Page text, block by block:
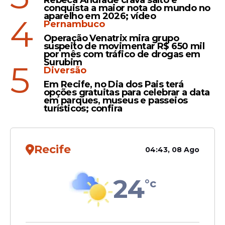
ciclo na MPB e diz que vai
se dedicar a "cantar para
Jesus Cristo"
Testemunho
Luiza Possi revela encontro
com Jesus e como fé
transformou sua vida
Veja Também
conquista a maior nota do mundo no
aparelho em 2026; vídeo
4
Pernambuco
Operação Venatrix mira grupo
suspeito de movimentar R$ 650 mil
por mês com tráfico de drogas em
Surubim
5
Diversão
Em Recife, no Dia dos Pais terá
opções gratuitas para celebrar a data
em parques, museus e passeios
turísticos; confira
Recife 04:43, 08 Ago
24°c